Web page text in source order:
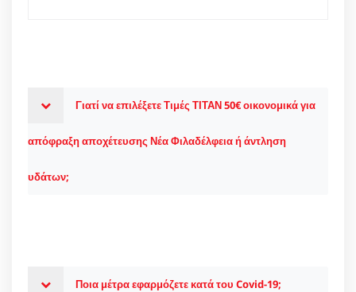
Γιατί να επιλέξετε Τιμές ΤΙΤΑΝ 50€ οικονομικά για
απόφραξη αποχέτευσης Νέα Φιλαδέλφεια ή άντληση
υδάτων;
Ποια μέτρα εφαρμόζετε κατά του Covid-19;